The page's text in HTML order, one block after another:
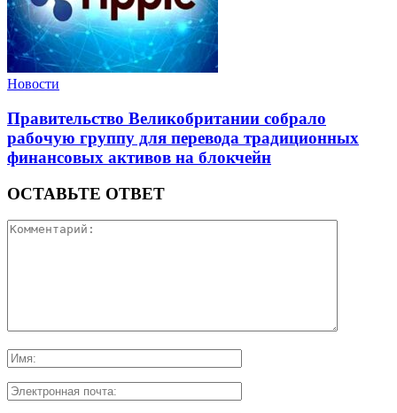
Новости
Правительство Великобритании собрало
рабочую группу для перевода традиционных
финансовых активов на блокчейн
ОСТАВЬТЕ ОТВЕТ